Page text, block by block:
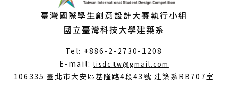
臺灣國際學生創意設計大賽執行小組
國立臺灣科技大學建築系
Tel: +886-2-2730-1208
E-mail:tisdc.tw@gmail.com
開
106335 臺北市大安區基隆路4段43號 建築系RB707室